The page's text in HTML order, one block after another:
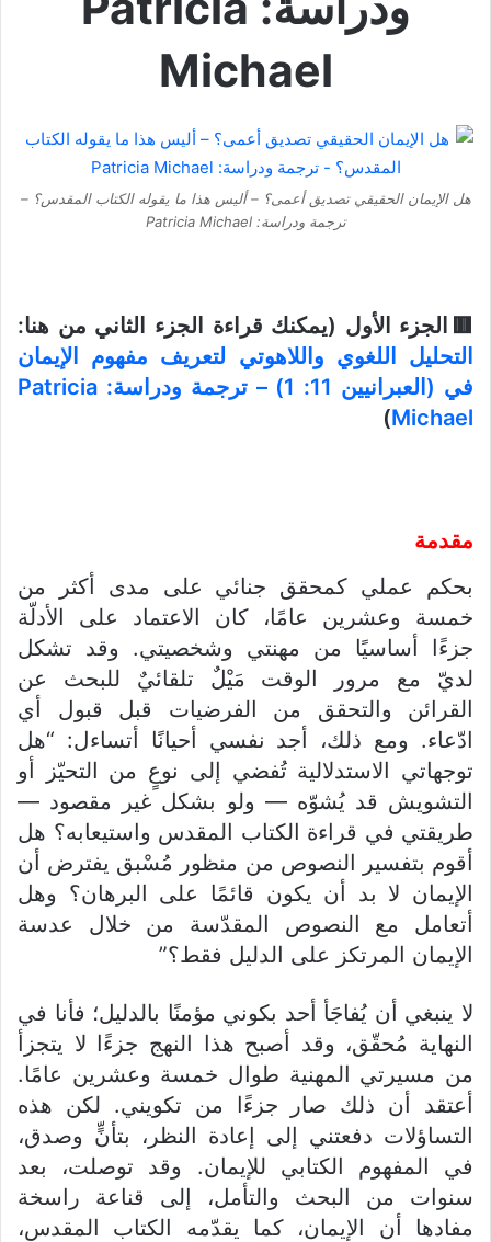
Michael
هل الإيمان الحقيقي تصديق أعمى؟ – أليس هذا ما يقوله الكتاب المقدس؟ –
ترجمة ودراسة: Patricia Michael
🟥الجزء الأول (يمكنك قراءة الجزء الثاني من هنا:
التحليل اللغوي واللاهوتي لتعريف مفهوم الإيمان
في (العبرانيين 11: 1) – ترجمة ودراسة: Patricia
Michael
)
مقدمة
بحكم عملي كمحقق جنائي على مدى أكثر من
خمسة وعشرين عامًا، كان الاعتماد على الأدلّة
جزءًا أساسيًا من مهنتي وشخصيتي. وقد تشكل
لديّ مع مرور الوقت مَيْلٌ تلقائيٌ للبحث عن
القرائن والتحقق من الفرضيات قبل قبول أي
ادّعاء. ومع ذلك، أجد نفسي أحيانًا أتساءل: “هل
توجهاتي الاستدلالية تُفضي إلى نوعٍ من التحيّز أو
التشويش قد يُشوّه — ولو بشكل غير مقصود —
طريقتي في قراءة الكتاب المقدس واستيعابه؟ هل
أقوم بتفسير النصوص من منظور مُسْبق يفترض أن
الإيمان لا بد أن يكون قائمًا على البرهان؟ وهل
أتعامل مع النصوص المقدّسة من خلال عدسة
الإيمان المرتكز على الدليل فقط؟”
لا ينبغي أن يُفاجَأ أحد بكوني مؤمنًا بالدليل؛ فأنا في
النهاية مُحقّق، وقد أصبح هذا النهج جزءًا لا يتجزأ
من مسيرتي المهنية طوال خمسة وعشرين عامًا.
أعتقد أن ذلك صار جزءًا من تكويني. لكن هذه
التساؤلات دفعتني إلى إعادة النظر، بتأنٍّ وصدق،
في المفهوم الكتابي للإيمان. وقد توصلت، بعد
سنوات من البحث والتأمل، إلى قناعة راسخة
مفادها أن الإيمان، كما يقدّمه الكتاب المقدس،